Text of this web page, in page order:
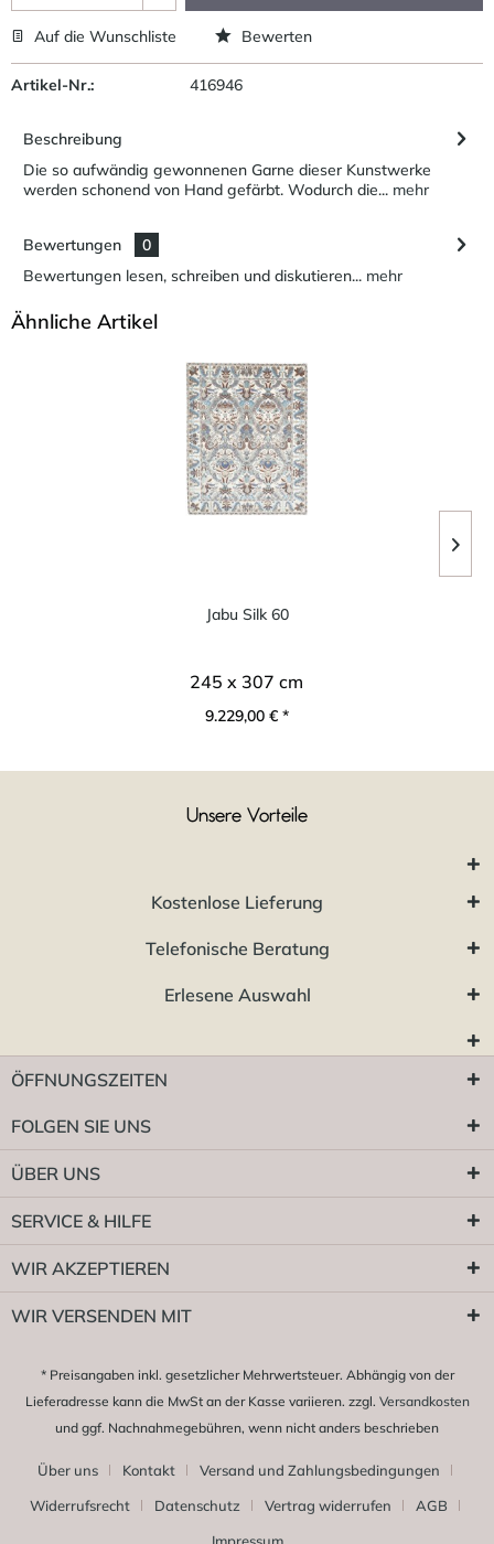
Auf die Wunschliste Bewerten
Artikel-Nr.: 416946
Beschreibung
Die so aufwändig gewonnenen Garne dieser Kunstwerke
werden schonend von Hand gefärbt. Wodurch die... mehr
Bewertungen
0
Bewertungen lesen, schreiben und diskutieren... mehr
Ähnliche Artikel
Jabu Silk 60
245 x 307 cm
9.229,00 € *
Unsere Vorteile
Kostenlose Lieferung
Telefonische Beratung
Erlesene Auswahl
ÖFFNUNGSZEITEN
FOLGEN SIE UNS
ÜBER UNS
SERVICE & HILFE
WIR AKZEPTIEREN
WIR VERSENDEN MIT
* Preisangaben inkl. gesetzlicher Mehrwertsteuer. Abhängig von der
Lieferadresse kann die MwSt an der Kasse variieren. zzgl. Versandkosten
und ggf. Nachnahmegebühren, wenn nicht anders beschrieben
Über uns Kontakt
Versand und Zahlungsbedingungen
Widerrufsrecht
Datenschutz Vertrag widerrufen
AGB